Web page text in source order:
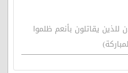
774 - آية أذن للذين يقاتلون بأنعم ظلموا